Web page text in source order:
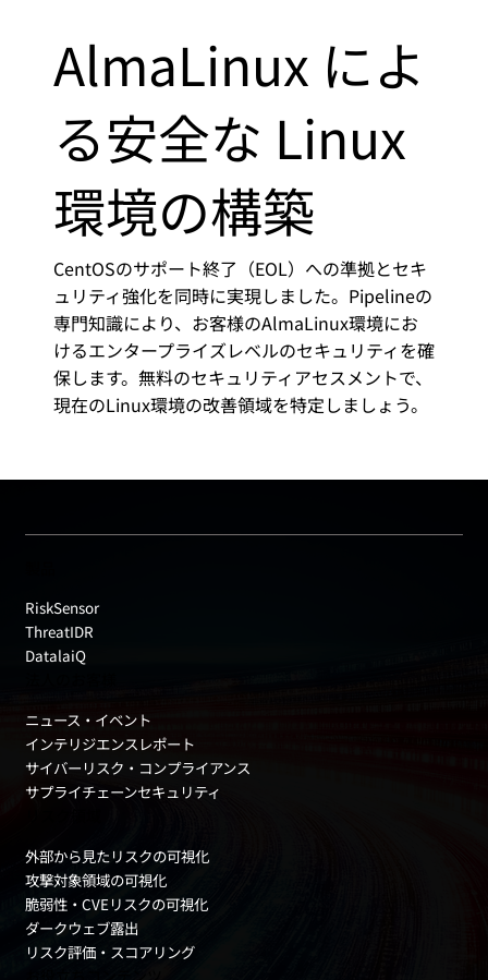
AlmaLinux によ
る安全な Linux
環境の構築
CentOSのサポート終了（EOL）への準拠とセキ
ュリティ強化を同時に実現しました。Pipelineの
専門知識により、お客様のAlmaLinux環境にお
けるエンタープライズレベルのセキュリティを確
保します。無料のセキュリティアセスメントで、
現在のLinux環境の改善領域を特定しましょう。
RiskSensor
ThreatIDR
DatalaiQ
外部から見たリスクの可視化
攻撃対象領域の可視化
脆弱性・CVEリスクの可視化
ダークウェブ露出
リスク評価・スコアリング
ニュース・イベント
インテリジエンスレポート
サイバーリスク・コンプライアンス
サプライチェーンセキュリティ